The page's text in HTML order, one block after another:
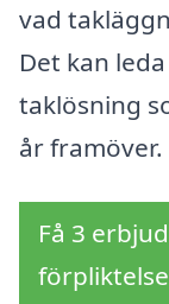
vad
Det kan
taklösning
år framöver.
Få 3